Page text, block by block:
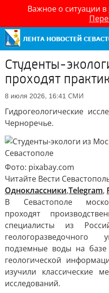
Важное о ситуации
Студенты-
проходят
8 июля 2026, 16:41 СМИ
Гидрогеологические
Черноречье.
Фото: pixabay.com
Читайте Вести
Одноклассники,Telegram,
В Севастополе
проходят
специалисты из
геологоразведочного
подземные воды на базе
геологической
изучили классические
исследований.